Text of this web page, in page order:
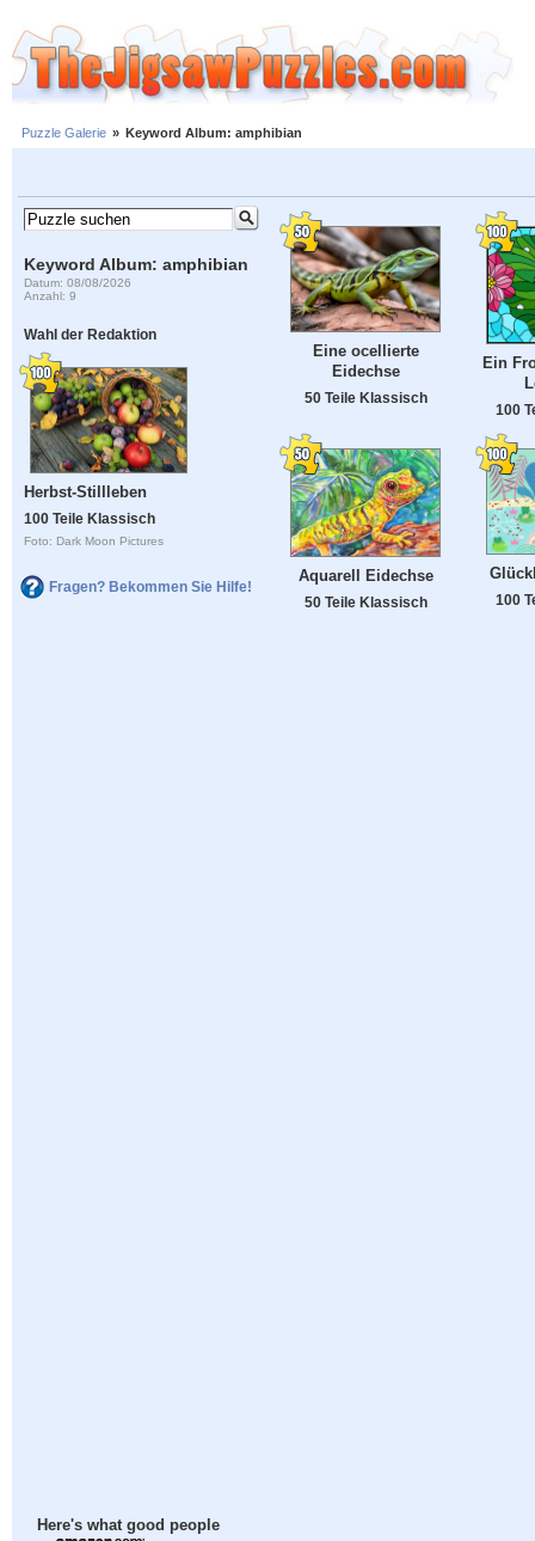
Puzzle Galerie » Keyword Album: amphibian
Keyword Album: amphibian
Datum: 08/08/2026
Anzahl: 9
Wahl der Redaktion
Herbst-Stillleben
100 Teile Klassisch
Foto: Dark Moon Pictures
Fragen? Bekommen Sie Hilfe!
Here's what good people
Eine ocellierte
Eidechse
50 Teile Klassisch
Ein
100
Aquarell Eidechse
50 Teile Klassisch 100